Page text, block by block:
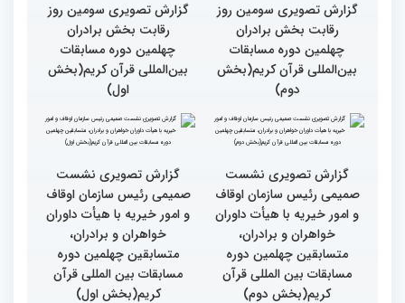
کتاب قرآن با قلب ما مرتبط
و قابل توصیف نیست
جزئیات سومین روز رقابت
بخش بانوان مسابقات
بین‌المللی قرآن کریم
گزارش تصویری سومین روز
رقابت بخش برادران
چهلمین دوره مسابقات
بین‌المللی قرآن کریم(بخش
دوم)
گزارش تصویری سومین روز
رقابت بخش برادران
چهلمین دوره مسابقات
بین‌المللی قرآن کریم(بخش
اول)